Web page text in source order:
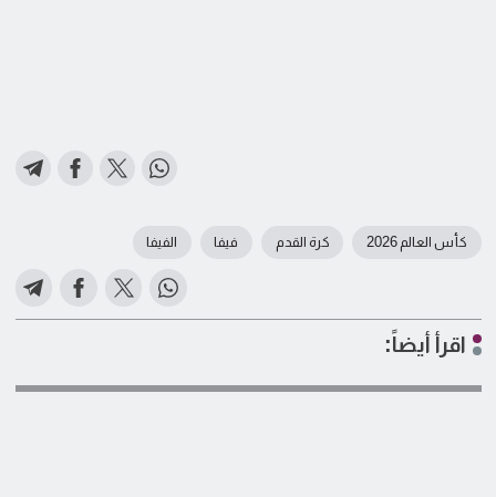
كأس العالم 2026 كرة القدم فيفا الفيفا
اقرأ أيضاً: